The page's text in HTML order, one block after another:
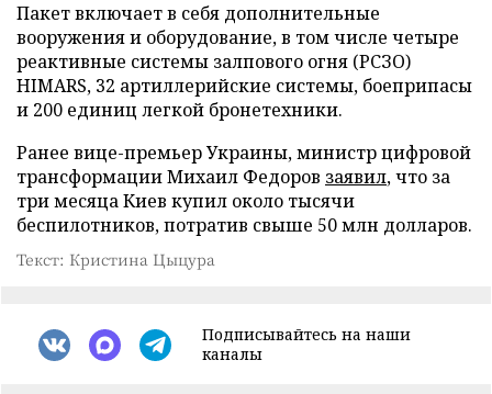
Пакет включает в себя дополнительные
вооружения и оборудование, в том числе четыре
реактивные системы залпового огня (РСЗО)
HIMARS, 32 артиллерийские системы, боеприпасы
и 200 единиц легкой бронетехники.
Ранее вице-премьер Украины, министр цифровой
трансформации Михаил Федоров заявил, что за
три месяца Киев купил около тысячи
беспилотников, потратив свыше 50 млн долларов.
Текст: Кристина Цыцура
Подписывайтесь на наши
каналы